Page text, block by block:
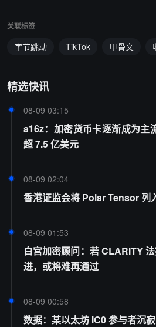
关联标签
字节跳动 TikTok 甲骨文
精选快讯
08-09 03:15
a16z：加密货币卡逐渐成为主
超 7.5 亿美元
08-09 02:04
香港证监会将 Polar Tensor 列
08-09 01:53
白宫加密顾问：若 CLARITY
进，或将难再通过
08-09 00:58
数据：某以太坊 IC0 参与者沉